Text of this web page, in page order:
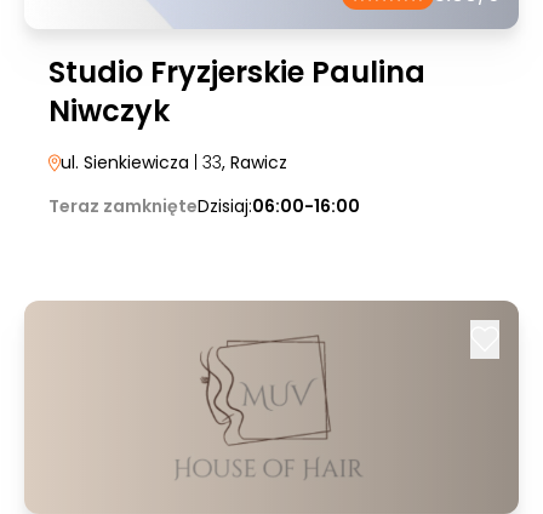
Studio Fryzjerskie Paulina
Niwczyk
ul. Sienkiewicza | 33, Rawicz
Teraz zamknięteDzisiaj:06:00-16:00